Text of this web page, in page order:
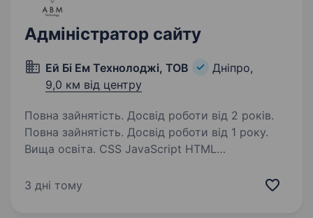
Адміністратор сайту
Ей Бі Ем Технолоджі, ТОВ
Дніпро,
9,0 км від центру
Повна зайнятість. Досвід роботи від 2 років.
Повна зайнятість. Досвід роботи від 1 року.
Вища освіта. CSS JavaScript HTML
Адміністрування сайту Технічна підтримка
3 дні тому